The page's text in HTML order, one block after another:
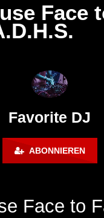
Enzinger Live @
| @ Tresor Berlin
Klock @ Berghain,
Face
Favorite DJ
ABONNIEREN
Face to